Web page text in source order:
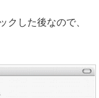
クした後なので、